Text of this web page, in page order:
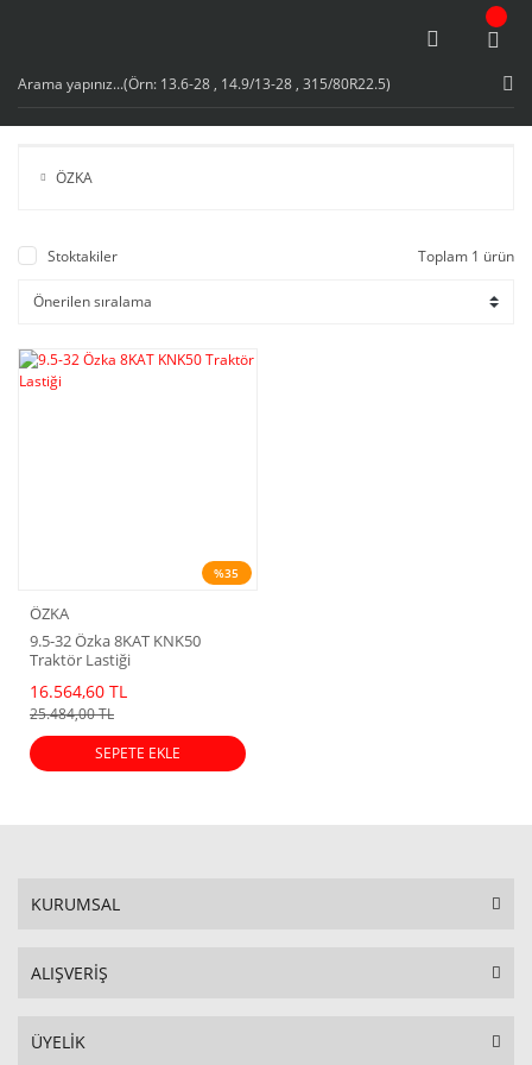
ÖZKA
Stoktakiler Toplam 1 ürün
%35
ÖZKA
9.5-32 Özka 8KAT KNK50
Traktör Lastiği
16.564,60 TL
25.484,00 TL
SEPETE EKLE
KURUMSAL
ALIŞVERİŞ
ÜYELİK